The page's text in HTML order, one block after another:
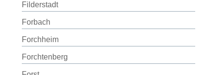
Filderstadt
Forbach
Forchheim
Forchtenberg